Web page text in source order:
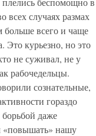
всех случаях размах
больше всего и чаще
Это курьезно, но это
не суживал, не у
рабочедельцы.
сознательные,
гораздо
даже
«повышать» нашу